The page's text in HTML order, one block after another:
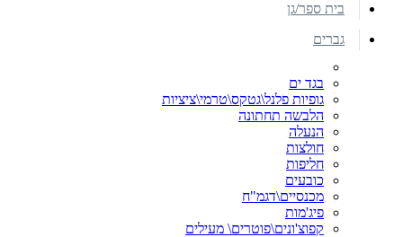
בית ספר/גן
גברים
בגד ים
גופיות פלנל\גטקס\טרמי\ציציות
הלבשה תחתונה
הנעלה
חולצות
חליפות
כובעים
מכנסיים\דגמ"ח
פיג'מות
קפוצ'ונים\פוטרים\ מעילים